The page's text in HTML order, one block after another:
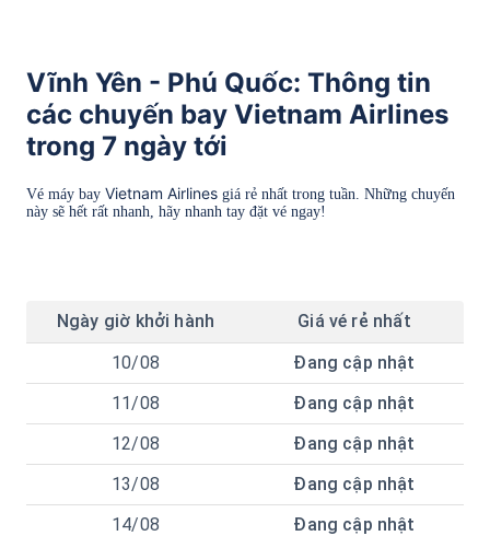
Vĩnh Yên - Phú Quốc: Thông tin
các chuyến bay Vietnam Airlines
trong 7 ngày tới
Vé máy bay Vietnam Airlines giá rẻ nhất trong tuần. Những chuyến
này sẽ hết rất nhanh, hãy nhanh tay đặt vé ngay!
Ngày giờ khởi hành
Giá vé rẻ nhất
10/08
Đang cập nhật
11/08
Đang cập nhật
12/08
Đang cập nhật
13/08
Đang cập nhật
14/08
Đang cập nhật